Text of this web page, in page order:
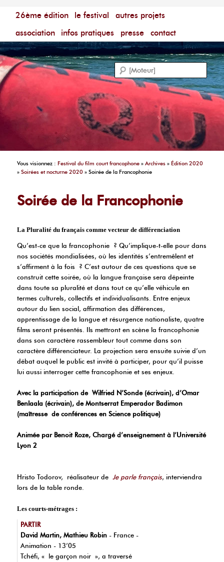
Menu principal
aller au contenu principal
aller au contenu secondaire
26ème édition le festival
autres projets
association
infos pratiques presse contact
Festival du Film Court Francophone – [Un poing c'est
Vous visionnez :Festival du film court francophone »Archives »Édition 2020
»Soirées et nocturne 2020 »Soirée de la Francophonie
Soirée de la Francophonie
La Pluralité du français comme vecteur de différenciation
Qu’est-ce que la francophonie ? Qu’implique-t-elle pour dans
nos sociétés mondialisées, où les identités s’entremêlent et
s’affirment à la fois ? C’est autour de ces questions que se
construit cette soirée, où la langue française sera dépeinte
dans toute sa pluralité et dans tout ce qu’elle véhicule en
termes culturels, collectifs et individualisants. Entre enjeux
autour du lien social, affirmation des différences,
apprentissage de la langue et résurgence nationaliste, quatre
films seront présentés. Ils mettront en scène la francophonie
dans son caractère rassembleur tout comme dans son
caractère différenciateur. La projection sera ensuite suivie d’un
débat auquel le public est invité à participer, pour qu’il puisse
lui aussi interroger cette francophonie et ses enjeux.
Avec la participation de Wilfried N’Sonde (écrivain), d’Omar
Benlaala (écrivain), de Montserrat Emperador Badimon
(maîtresse de conférences en Science politique)
Animée par Benoit Roze, Chargé d’enseignement à l’Université
Lyon 2
Hristo Todorov, réalisateur deJe parle français, interviendra
lors de la table ronde.
Les courts-métrages :
PARTIR
David Martin, Mathieu Robin - France -
Animation - 13’05
Tchéfi, « le garçon noir », a traversé